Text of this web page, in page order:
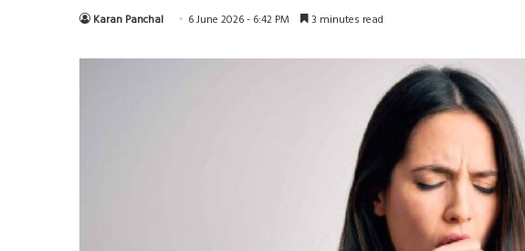
Karan Panchal 6 June 2026 - 6:42 PM 3 minutes read